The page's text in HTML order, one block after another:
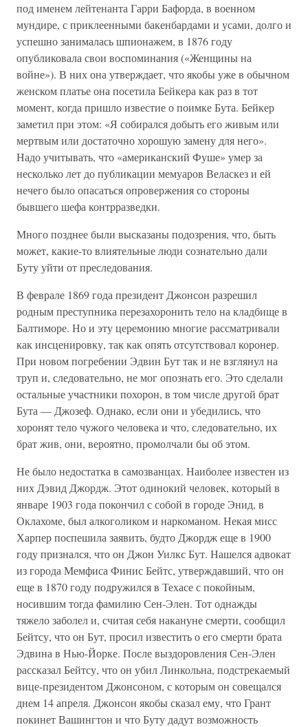
под именем лейтенанта Гарри Бафорда, в военном
мундире, с приклеенными бакенбардами и усами, долго и
успешно занималась шпионажем, в 1876 году
опубликовала свои воспоминания («Женщины на
войне»). В них она утверждает, что якобы уже в обычном
женском платье она посетила Бейкера как раз в тот
момент, когда пришло известие о поимке Бута. Бейкер
заметил при этом: «Я собирался добыть его живым или
мертвым или достаточно хорошую замену для него».
Надо учитывать, что «американский Фуше» умер за
несколько лет до публикации мемуаров Веласкез и ей
нечего было опасаться опровержения со стороны
бывшего шефа контрразведки.
Много позднее были высказаны подозрения, что, быть
может, какие-то влиятельные люди сознательно дали
Буту уйти от преследования.
В феврале 1869 года президент Джонсон разрешил
родным преступника перезахоронить тело на кладбище в
Балтиморе. Но и эту церемонию многие рассматривали
как инсценировку, так как опять отсутствовал коронер.
При новом погребении Эдвин Бут так и не взглянул на
труп и, следовательно, не мог опознать его. Это сделали
остальные участники похорон, в том числе другой брат
Бута — Джозеф. Однако, если они и убедились, что
хоронят тело чужого человека и что, следовательно, их
брат жив, они, вероятно, промолчали бы об этом.
Не было недостатка в самозванцах. Наиболее известен из
них Дэвид Джордж. Этот одинокий человек, который в
январе 1903 года покончил с собой в городе Энид, в
Оклахоме, был алкоголиком и наркоманом. Некая мисс
Харпер поспешила заявить, будто Джордж еще в 1900
году признался, что он Джон Уилкс Бут. Нашелся адвокат
из города Мемфиса Финис Бейтс, утверждавший, что он
еще в 1870 году подружился в Техасе с покойным,
носившим тогда фамилию Сен-Элен. Тот однажды
тяжело заболел и, считая себя накануне смерти, сообщил
Бейтсу, что он Бут, просил известить о его смерти брата
Эдвина в Нью-Йорке. После выздоровления Сен-Элен
рассказал Бейтсу, что он убил Линкольна, подстрекаемый
вице-президентом Джонсоном, с которым он совещался
днем 14 апреля. Джонсон якобы сказал ему, что Грант
покинет Вашингтон и что Буту дадут возможность